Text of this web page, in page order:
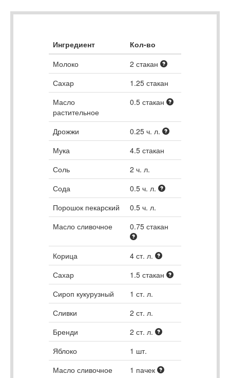
Ингредиент
Кол-во
Молоко
2 стакан
Сахар
1.25 стакан
Масло
растительное
0.5 стакан
Дрожжи 0.25 ч. л.
Мука
4.5 стакан
Соль
2 ч. л.
Сода
0.5 ч. л.
Порошок пекарский
0.5 ч. л.
Масло сливочное
0.75 стакан
Корица 4 ст. л.
Сахар
1.5 стакан
Сироп кукурузный
1 ст. л.
Сливки
2 ст. л.
Бренди
2 ст. л.
Яблоко
1 шт.
Масло сливочное
1 пачек